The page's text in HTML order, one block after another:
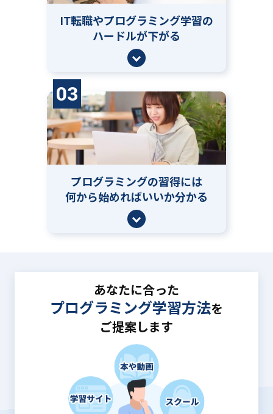
IT転職やプログラミング学習の
ハードルが下がる
03
プログラミングの習得には
何から始めればいいか分かる
あなたに合った
プログラミング学習方法を
ご提案します